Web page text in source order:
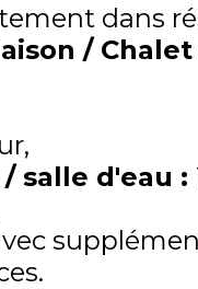
dans
/ Chalet
salle d'eau :